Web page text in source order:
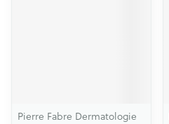
Pierre Fabre Dermatologie